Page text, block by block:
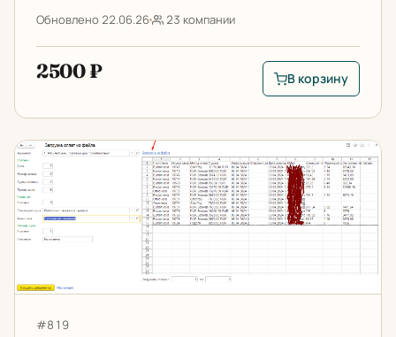
Обновлено 22.06.26 23 компании
2500 ₽
В корзину:
В корзину
Загрузка оплат по заказам из файлов в 1С
Артикул:
#819